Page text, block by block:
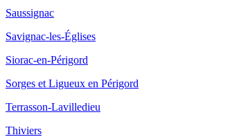
Saussignac
Savignac-les-Églises
Siorac-en-Périgord
Sorges et Ligueux en Périgord
Terrasson-Lavilledieu
Thiviers